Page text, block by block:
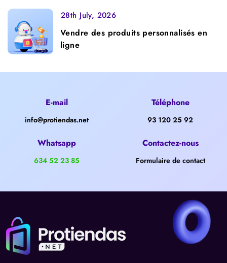
28th July, 2026
Vendre des produits personnalisés en
ligne
E-mail
info@protiendas.net
Téléphone
93 120 25 92
Whatsapp
634 52 23 85
Contactez-nous
Formulaire de contact